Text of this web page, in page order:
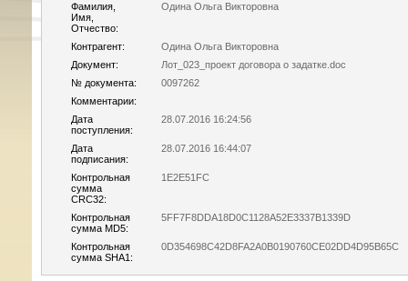
Фамилия,
Имя,
Отчество:
Одина Ольга Викторовна
Контрагент:
Одина Ольга Викторовна
Документ:
Лот_023_проект договора о задатке.doc
№ документа:
0097262
Комментарии:
Дата
поступления:
28.07.2016 16:24:56
Дата
подписания:
28.07.2016 16:44:07
Контрольная
сумма
CRC32:
1E2E51FC
Контрольная
сумма MD5:
5FF7F8DDA18D0C1128A52E3337B1339D
Контрольная
сумма SHA1:
0D354698C42D8FA2A0B0190760CE02DD4D95B65C